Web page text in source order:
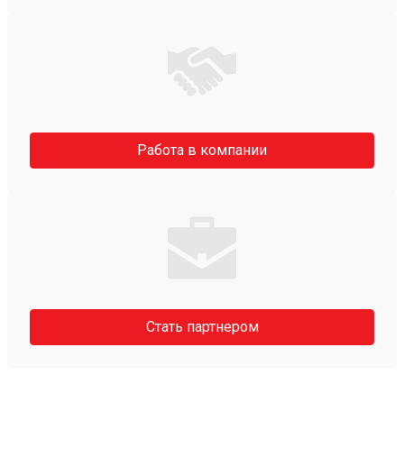
Работа в компании
Стать партнером